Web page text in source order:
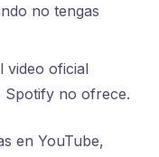
no tengas
video oficial
Spotify no ofrece.
en YouTube,